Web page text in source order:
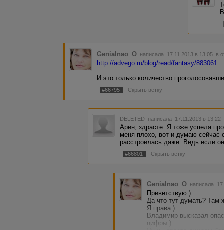
Genialnao_O написала 17.11.2013 в 13:05 в
http://advego.ru/blog/read/fantasy/883061
И это только количество
#66795 Скрыть ветку
DELETED написала 17.11.2013 в 13:22
Арин, здрасте. Я тоже успела
меня плохо, вот и думаю сейчас
расстроилась даже. Ведь если
#66801 Скрыть ветку
Genialnao_O написала
Приветствую:)
Да что тут думать? Там
Я права:)
Владимир высказал
цифры:)